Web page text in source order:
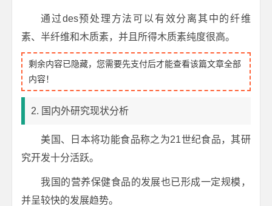
通过des预处理方法可以有效分离其中的纤维
素、半纤维和木质素，并且所得木质素纯度很高。
剩余内容已隐藏，您需要先支付后才能查看该篇文章全部
内容！
2. 国内外研究现状分析
美国、日本将功能食品称之为21世纪食品，其研
究开发十分活跃。
我国的营养保健食品的发展也已形成一定规模，
并呈较快的发展趋势。